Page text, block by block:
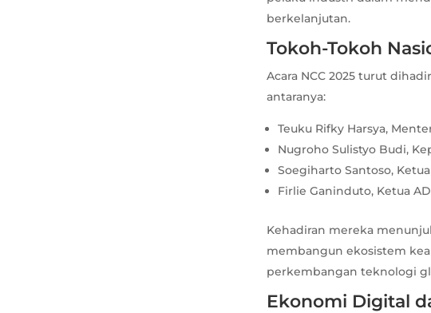
berkelanjutan.
Tokoh-Tokoh
Acara NCC 2025 turut
antaranya:
Teuku Rifky Harsya,
Nugroho Sulistyo Budi,
Soegiharto Santoso, Ketua
Firlie Ganinduto, Ketua
Kehadiran mereka
membangun ekosistem
perkembangan teknologi
Ekonomi Digital